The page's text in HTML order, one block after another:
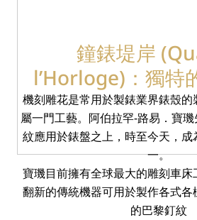
鐘錶堤岸
l’Horloge)：獨特
機刻雕花是常用於製錶業界錶殼
屬一門工藝。阿伯拉罕-路易．寶
紋應用於錶盤之上，時至今天，成
一。
寶璣目前擁有全球最大的雕刻車
翻新的傳統機器可用於製作各式
的巴黎釘紋